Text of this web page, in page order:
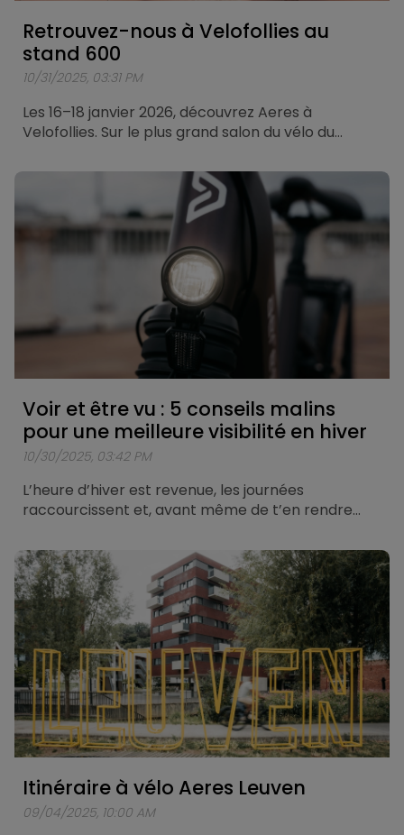
Retrouvez-nous à Velofollies au
stand 600
10/31/2025, 03:31 PM
Les 16–18 janvier 2026, découvrez Aeres à
Velofollies. Sur le plus grand salon du vélo du
de ville et vélos de touring.
Voir et être vu : 5 conseils malins
pour une meilleure visibilité en hiver
10/30/2025, 03:42 PM
L’heure d’hiver est revenue, les journées
raccourcissent et, avant même de t’en rendre
Faire du vélo dans le noir comporte toujours un
peu plus de risques, mais avec une bonne
préparation, tu restes en sécurité et bien visible
sur la route. Voici déjà 5 conseils en béton pour
traverser l’hiver en toute confiance et bien
éclairé.
Itinéraire à vélo Aeres Leuven
09/04/2025, 10:00 AM